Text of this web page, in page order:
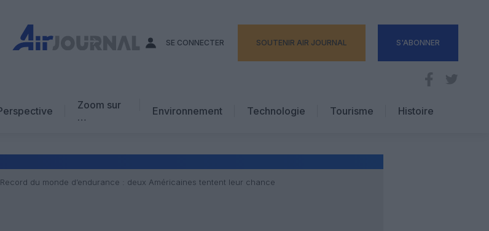
SE CONNECTER SOUTENIR AIR JOURNAL S'ABONNER
Zoom sur
…
Avis d’expert
Environnement Technologie
Tourisme
Hôtellerie
Histoire
du monde d’endurance : deux Américaines tentent leur chance